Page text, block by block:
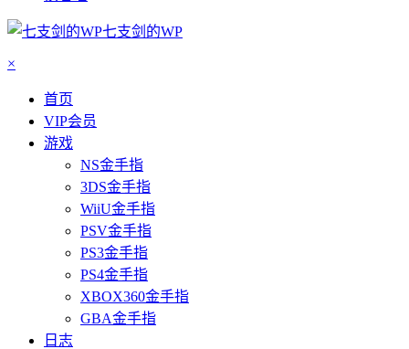
七支剑的WP
×
首页
VIP会员
游戏
NS金手指
3DS金手指
WiiU金手指
PSV金手指
PS3金手指
PS4金手指
XBOX360金手指
GBA金手指
日志